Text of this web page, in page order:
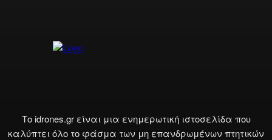
Το idrones.gr είναι μια ενημερωτική ιστοσελίδα που
καλύπτει όλο το φάσμα των μη επανδρωμένων πτητικών